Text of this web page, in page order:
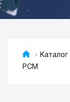
Каталог
PCM